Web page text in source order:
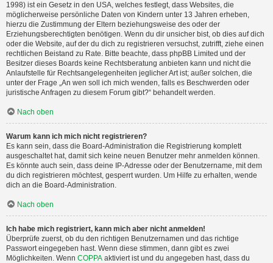
1998) ist ein Gesetz in den USA, welches festlegt, dass Websites, die
möglicherweise persönliche Daten von Kindern unter 13 Jahren erheben,
hierzu die Zustimmung der Eltern beziehungsweise des oder der
Erziehungsberechtigten benötigen. Wenn du dir unsicher bist, ob dies auf dich
oder die Website, auf der du dich zu registrieren versuchst, zutrifft, ziehe einen
rechtlichen Beistand zu Rate. Bitte beachte, dass phpBB Limited und der
Besitzer dieses Boards keine Rechtsberatung anbieten kann und nicht die
Anlaufstelle für Rechtsangelegenheiten jeglicher Art ist; außer solchen, die
unter der Frage „An wen soll ich mich wenden, falls es Beschwerden oder
juristische Anfragen zu diesem Forum gibt?“ behandelt werden.
Nach oben
Warum kann ich mich nicht registrieren?
Es kann sein, dass die Board-Administration die Registrierung komplett
ausgeschaltet hat, damit sich keine neuen Benutzer mehr anmelden können.
Es könnte auch sein, dass deine IP-Adresse oder der Benutzername, mit dem
du dich registrieren möchtest, gesperrt wurden. Um Hilfe zu erhalten, wende
dich an die Board-Administration.
Nach oben
Ich habe mich registriert, kann mich aber nicht anmelden!
Überprüfe zuerst, ob du den richtigen Benutzernamen und das richtige
Passwort eingegeben hast. Wenn diese stimmen, dann gibt es zwei
Möglichkeiten. Wenn COPPA aktiviert ist und du angegeben hast, dass du